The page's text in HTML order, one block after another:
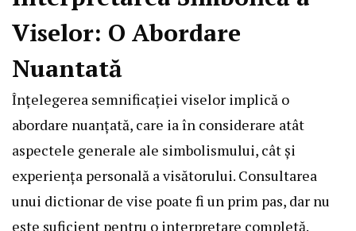
Viselor: O Abordare
Nuantată
Înțelegerea semnificației viselor implică o
abordare nuanțată, care ia în considerare atât
aspectele generale ale simbolismului, cât și
experiența personală a visătorului. Consultarea
unui dictionar de vise poate fi un prim pas, dar nu
este suficient pentru o interpretare completă.